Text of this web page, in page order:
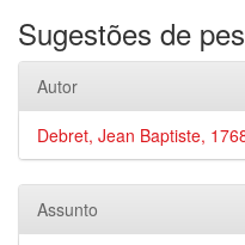
Sugestões de
Autor
Debret, Jean Baptiste,
Assunto